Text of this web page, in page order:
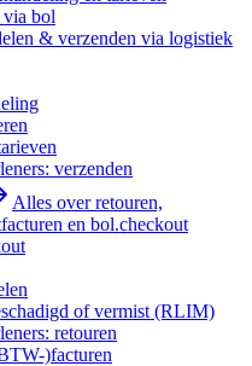
bol
& verzenden via logistiek
verzenden
Alles over retouren,
en bol.checkout
of vermist (RLIM)
retouren
)facturen